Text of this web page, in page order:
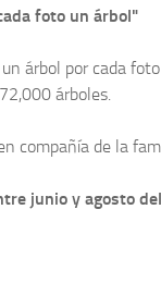
foto un árbol"
árbol por cada
árboles.
compañía de la
junio y agosto